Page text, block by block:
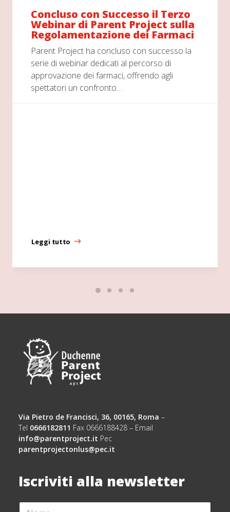
Concluso con Successo il Terzo
Webinar di Parent Project sulla
Regolamentazione dei Farmaci
Parent Project ha concluso con successo la
serie di webinar dedicati al percorso di
approvazione dei farmaci, offrendo agli
spettatori un confronto…
Leggi tutto
Via Pietro de Francisci, 36, 00165, Roma –
Tel 0666182811 Fax 0666188428 – Email
info@parentproject.it Pec
parentprojectonlus@pec.it
Iscriviti alla newsletter
N